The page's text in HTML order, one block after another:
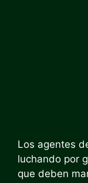
Los agentes
luchando por
que deben